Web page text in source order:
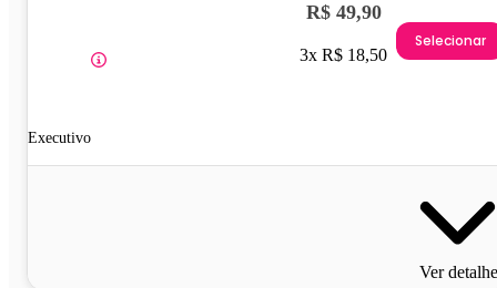
Executivo
R$ 49,90
3x R$ 18,50
Selecionar
Ver